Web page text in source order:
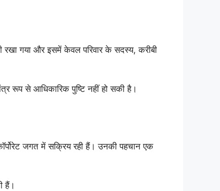
रखा गया और इसमें केवल परिवार के सदस्य, करीबी
रूप से आधिकारिक पुष्टि नहीं हो सकी है।
जगत में सक्रिय रही हैं। उनकी पहचान एक
हैं।